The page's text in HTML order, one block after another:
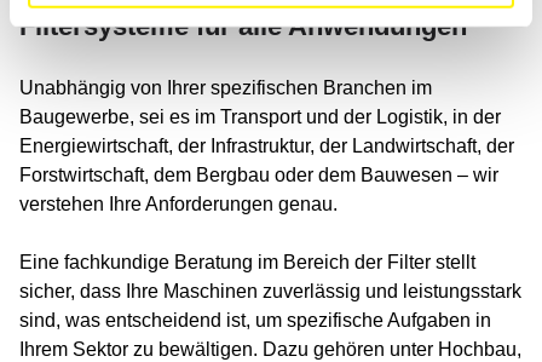
Filtersysteme für alle Anwendungen
Unabhängig von Ihrer spezifischen Branchen im
Baugewerbe, sei es im Transport und der Logistik, in der
Energiewirtschaft, der Infrastruktur, der Landwirtschaft, der
Forstwirtschaft, dem Bergbau oder dem Bauwesen – wir
verstehen Ihre Anforderungen genau.
Eine fachkundige Beratung im Bereich der Filter stellt
sicher, dass Ihre Maschinen zuverlässig und leistungsstark
sind, was entscheidend ist, um spezifische Aufgaben in
Ihrem Sektor zu bewältigen. Dazu gehören unter Hochbau,